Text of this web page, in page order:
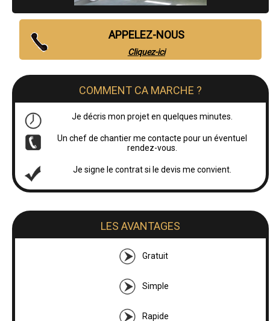
APPELEZ-NOUS
Cliquez-ici
COMMENT CA MARCHE ?
Je décris mon projet en quelques minutes.
Un chef de chantier me contacte pour un éventuel
rendez-vous.
Je signe le contrat si le devis me convient.
LES AVANTAGES
Gratuit
Simple
Rapide